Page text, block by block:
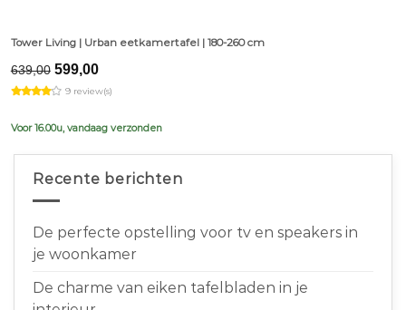
Tower Living | Urban eetkamertafel | 180-260 cm
639,00 Original
price
was:
599,00Current
is:
9 review(s)
Voor 16.00u, vandaag verzonden
Recente berichten
De perfecte opstelling voor tv en speakers in
je woonkamer
De charme van eiken tafelbladen in je